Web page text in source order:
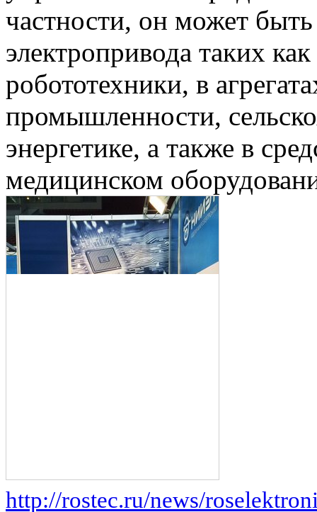
частности, он может
электропривода таких
робототехники, в
промышленности,
энергетике, а также в
медицинском
http://rostec.ru/news/